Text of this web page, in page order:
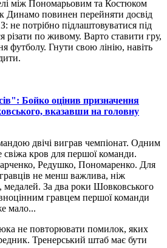
між Пономарьовим та Костюком
Динамо повинен перейняти досвід
не потрібно підлаштовуватися під
різати по живому. Варто ставити гру,
футболу. Гнути свою лінію, навіть
Бойко оцінив призначення
вказавши на головну
двічі виграв чемпіонат. Одним
свіжа кров для першої команди.
Редушко, Пономаренко. Для
не менш важлива, ніж
медалей. За два роки Шовковського
гравцем першої команди
мало...
не повторювати помилок, яких
Тренерський штаб має бути